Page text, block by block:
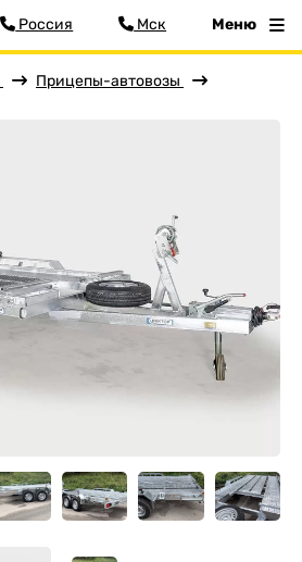
Прицепы
Бортовые
Для водной техники
Одноосные
Прицепы для гидроциклов
Прицеп для лодки ПВХ
Россия Мск Меню
Прицепы-автовозы